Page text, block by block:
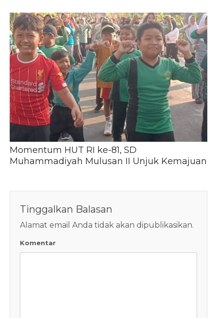
Momentum HUT RI ke-81, SD
Muhammadiyah Mulusan II Unjuk Kemajuan
Tinggalkan Balasan
Alamat email Anda tidak akan dipublikasikan.
Komentar